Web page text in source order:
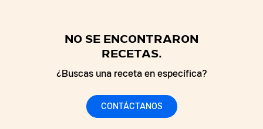
NO SE ENCONTRARON
RECETAS.
¿Buscas una receta en específica?
CONTÁCTANOS